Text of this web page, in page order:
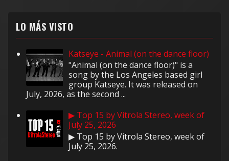
LO MÁS VISTO
Katseye - Animal (on the dance floor)
"Animal (on the dance floor)" is a
song by the Los Angeles based girl
group Katseye. It was released on
July, 2026, as the second ...
▶ Top 15 by Vitrola Stereo, week of
July 25, 2026
▶ Top 15 by Vitrola Stereo, week of
July 25, 2026.